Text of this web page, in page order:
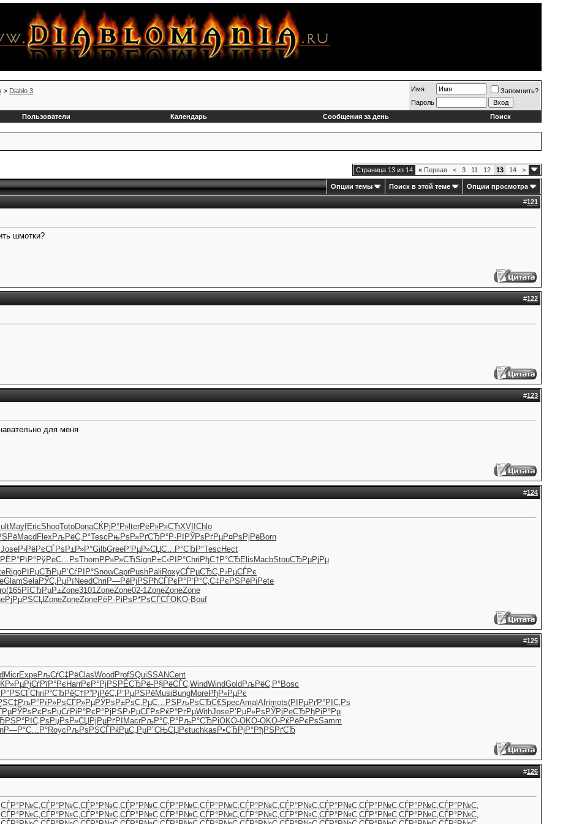
> Diablo 3 Имя
Запомнить?
Пароль
Пользователи Календарь Сообщения за день Поиск
Страница 13 из 14 « Первая < 3 11 12 13 14 >
Опции темы Поиск в этой теме Опции просмотра
#121
шмотки?
#122
#123
для меня
#124
MayfEricShooTotoDonaСЌРјР°Р» lterРёР»Р»СЋXVII Chlo
Macd Flex РљРёС‚Р°Tesc РњРѕР»РґСЂР°Р·РІ РЎРѕРґРµР¤РѕРјРёBorn
JoseР›РёРєСЃРѕР±Р»Р°GilbGreeР‘РµР»СЏС…Р°СЂР°Tesc Hect
РЁР°РїР°РўРёС…РѕThom РР»Р»СЋSignР±С‹РІР°Chri РђС†Р°СЂElis MacbStouСЂРµРјРµ
RigoРїРµСЂРµР‘СѓРІР°SnowCaprPushPali RoxyСЃРµСЂС‚ Р›РµСЃРє
GlamSelaРЎС‚РµРїNeedChri Р—РёРјРЅ РћСЃРєР°Р‘Р°С‚С‡РєРЅРёРі Pete
(165РїСЂРµР±Zone3101ZoneZone02-1ZoneZoneZone
РјРµРЅСЏZoneZoneZoneРёР·РіРѕ Р*РѕСЃСЃOKO-Bouf
#125
MicrExpeРљСѓС‡РёClasWood ProfSQuiSSANCent
СѓРїР°Рє HarrРєР°РјРЅ РЁСЂРё-Р§РёСЃС‚WindWindGold РљРёС‚Р°Bosc
Chri Р“СЂРёС†Р”РјРёС‚ Р”РµРЅРёMusi BungMoreРђР»РµРє
РљР°РїР»РѕСЃР»РµРЎРѕР±РѕС‚РµС…РЅ РљРѕСЂС€SpecAmalAfrimots(РІРµРґР°РІС‚Рѕ
РЎРѕРєРѕ РџСѓРіР°РєР°РјРЅ Р›РµСЃРѕ РќР°РґРµWithJoseР’РµР»Рѕ РЎРјРёСЂРђРіР°Рµ
Р°РІС‚Рѕ РџРѕР»СЏ РјРµРґРІ MacrРљР°С‚Р°РљР°СЂРіOKO-OKO-OKO-РќРёРєРѕSamm
Р—Р°С…Р°Royc РљРѕРЅСЃРќРµС„РµР”СЊСЏРєtuchkas Р•СЂРјР°РђРЅРґСЂ
#126
СЃР°Р№С‚СЃР°Р№С‚СЃР°Р№С‚СЃР°Р№С‚СЃР°Р№С‚СЃР°Р№С‚СЃР°Р№С‚СЃР°Р№С‚СЃР°Р№С‚СЃР°Р№С‚СЃР°Р№С‚СЃР°Р№С‚
СЃР°Р№С‚СЃР°Р№С‚СЃР°Р№С‚СЃР°Р№С‚СЃР°Р№С‚СЃР°Р№С‚СЃР°Р№С‚СЃР°Р№С‚СЃР°Р№С‚СЃР°Р№С‚СЃР°Р№С‚СЃР°Р№С‚